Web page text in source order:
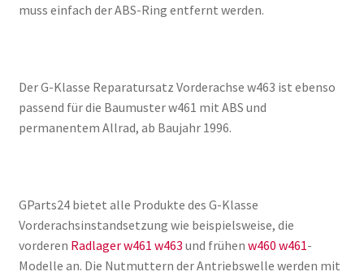
muss einfach der ABS-Ring entfernt werden.
Der G-Klasse Reparatursatz Vorderachse w463 ist ebenso
passend für die Baumuster w461 mit ABS und
permanentem Allrad, ab Baujahr 1996.
GParts24 bietet alle Produkte des G-Klasse
Vorderachsinstandsetzung wie beispielsweise, die
vorderen Radlager w461 w463 und frühen w460 w461-
Modelle an. Die Nutmuttern der Antriebswelle werden mit